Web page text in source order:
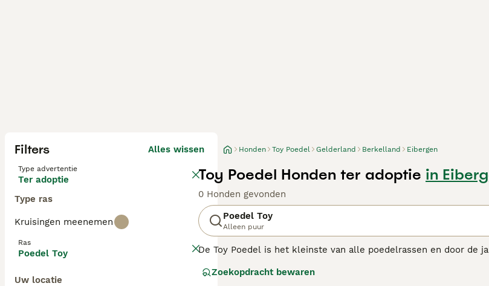
Filters Alles wissen
Type advertentie
Ter adoptie
Type ras
Kruisingen meenemen
Ras
Poedel Toy
Uw locatie
Honden Toy Poedel Gelderland Berkelland Eibergen
Toy Poedel Honden ter adoptie in
0 Honden gevonden
Poedel Toy
Alleen puur
De Toy Poedel is het kleinste van alle poedelrassen en door de
met hun hoge intelligentie, heeft ervoor gezorgd dat deze
Zoekopdracht bewaren